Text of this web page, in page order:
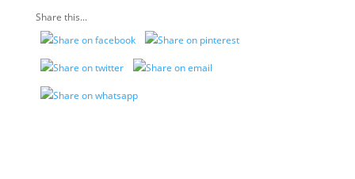
Share this...